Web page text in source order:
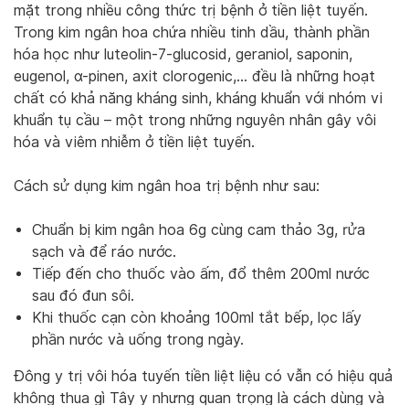
mặt trong nhiều công thức trị bệnh ở tiền liệt tuyến.
Trong kim ngân hoa chứa nhiều tinh dầu, thành phần
hóa học như luteolin-7-glucosid, geraniol, saponin,
eugenol, α-pinen, axit clorogenic,… đều là những hoạt
chất có khả năng kháng sinh, kháng khuẩn với nhóm vi
khuẩn tụ cầu – một trong những nguyên nhân gây vôi
hóa và viêm nhiễm ở tiền liệt tuyến.
Cách sử dụng kim ngân hoa trị bệnh như sau:
Chuẩn bị kim ngân hoa 6g cùng cam thảo 3g, rửa
sạch và để ráo nước.
Tiếp đến cho thuốc vào ấm, đổ thêm 200ml nước
sau đó đun sôi.
Khi thuốc cạn còn khoảng 100ml tắt bếp, lọc lấy
phần nước và uống trong ngày.
Đông y trị vôi hóa tuyến tiền liệt liệu có vẫn có hiệu quả
không thua gì Tây y nhưng quan trọng là cách dùng và